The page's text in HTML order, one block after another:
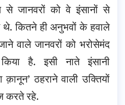
से जानवरों को वे इंसानों से
थे. कितने ही अनुभवों के हवाले
वाले जानवरों को भरोसेमंद
है. इसी नाते इंसानी
ठहराने वाली उक्तियों
करते रहे.